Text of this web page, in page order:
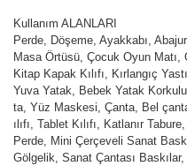
Kullanım ALANLARI
Perde, Döşeme, Ayakkabı,
Masa Örtüsü, Çocuk Oyun Matı,
Kitap Kapak Kılıfı, Kırlangıç
Yuva Yatak, Bebek Yatak
ta, Yüz Maskesi, Çanta, Bel
ılıfı, Tablet Kılıfı, Katlanır
Perde, Mini Çerçeveli Sanat
Gölgelik, Sanat Çantası